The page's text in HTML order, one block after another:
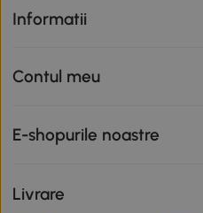
Informatii
Contul meu
E-shopurile noastre
Livrare